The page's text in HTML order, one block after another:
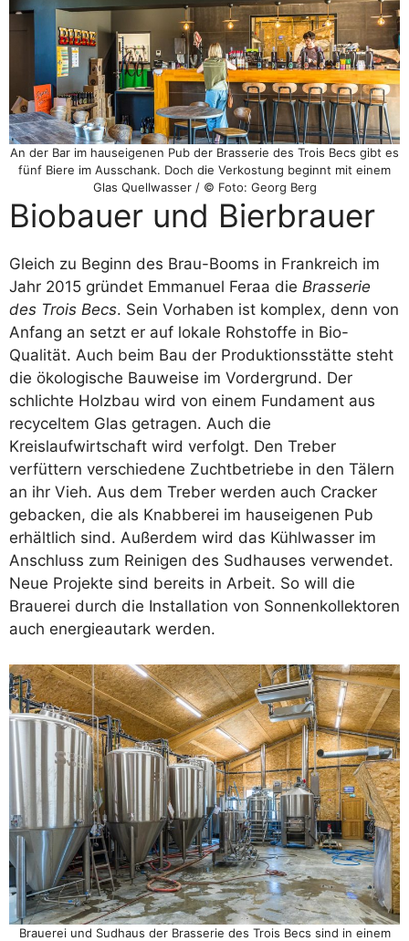
An der Bar im hauseigenen Pub der Brasserie des Trois Becs gibt es
fünf Biere im Ausschank. Doch die Verkostung beginnt mit einem
Glas Quellwasser / © Foto: Georg Berg
Biobauer und Bierbrauer
Gleich zu Beginn des Brau-Booms in Frankreich im
Jahr 2015 gründet Emmanuel Feraa die Brasserie
des Trois Becs. Sein Vorhaben ist komplex, denn von
Anfang an setzt er auf lokale Rohstoffe in Bio-
Qualität. Auch beim Bau der Produktionsstätte steht
die ökologische Bauweise im Vordergrund. Der
schlichte Holzbau wird von einem Fundament aus
recyceltem Glas getragen. Auch die
Kreislaufwirtschaft wird verfolgt. Den Treber
verfüttern verschiedene Zuchtbetriebe in den Tälern
an ihr Vieh. Aus dem Treber werden auch Cracker
gebacken, die als Knabberei im hauseigenen Pub
erhältlich sind. Außerdem wird das Kühlwasser im
Anschluss zum Reinigen des Sudhauses verwendet.
Neue Projekte sind bereits in Arbeit. So will die
Brauerei durch die Installation von Sonnenkollektoren
auch energieautark werden.
Brauerei und Sudhaus der Brasserie des Trois Becs sind in einem